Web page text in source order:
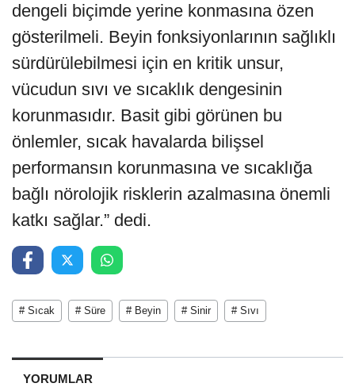
dengeli biçimde yerine konmasına özen
gösterilmeli. Beyin fonksiyonlarının sağlıklı
sürdürülebilmesi için en kritik unsur,
vücudun sıvı ve sıcaklık dengesinin
korunmasıdır. Basit gibi görünen bu
önlemler, sıcak havalarda bilişsel
performansın korunmasına ve sıcaklığa
bağlı nörolojik risklerin azalmasına önemli
katkı sağlar.” dedi.
# Sıcak # Süre # Beyin # Sinir # Sıvı
YORUMLAR